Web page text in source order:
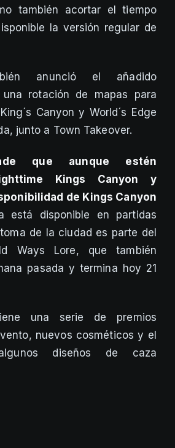
también acortar el tiempo
la versión regular de
anunció el añadido
una rotación de mapas para
Canyon y World´s Edge
junto a Town Takeover.
que aunque estén
Kings Canyon y
de Kings Canyon
está disponible en partidas
de la ciudad es parte del
Ways Lore, que también
pasada y termina hoy 21
una serie de premios
nuevos cosméticos y el
diseños de caza